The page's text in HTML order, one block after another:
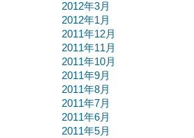
2012年3月
2012年1月
2011年12月
2011年11月
2011年10月
2011年9月
2011年8月
2011年7月
2011年6月
2011年5月